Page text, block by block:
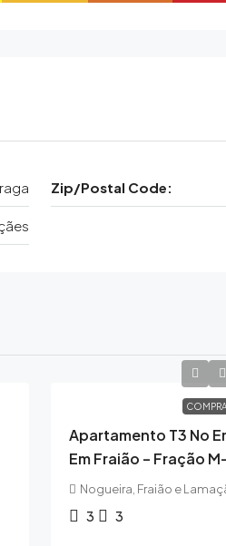
Zip/Postal Code:
Apartamento T3 No
Em Fraião – Fração
Nogueira, Fraião e
3 3